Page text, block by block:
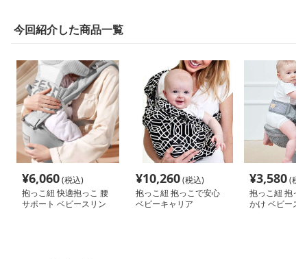
今回紹介した商品一覧
¥6,060(税込)
抱っこ紐 快適抱っこ 腰
サポート ベビースリン
¥10,260(税込)
抱っこ紐 抱っこで安心
ベビーキャリア
¥3,580(税
抱っこ紐 抱っ
かけ ベビース